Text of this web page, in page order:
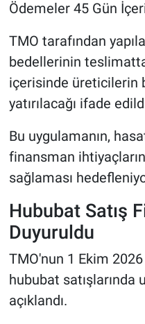
Ödemeler 45 Gün
TMO tarafından
bedellerinin
içerisinde üreticilerin
yatırılacağı ifade
Bu uygulamanın,
finansman
sağlaması
Hububat Satış
Duyuruldu
TMO'nun 1 Ekim
hububat satışlarında
açıklandı.